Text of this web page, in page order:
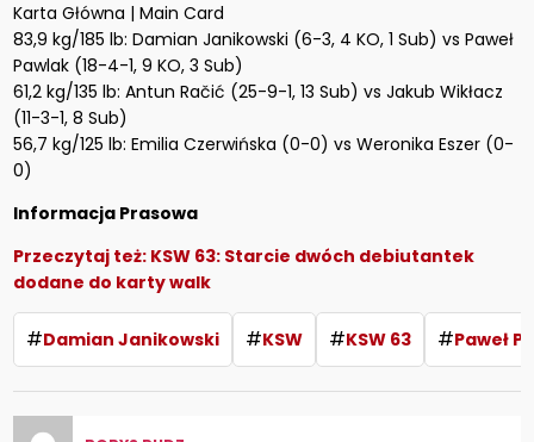
Karta Główna | Main Card
83,9 kg/185 lb: Damian Janikowski (6-3, 4 KO, 1 Sub) vs Paweł
Pawlak (18-4-1, 9 KO, 3 Sub)
61,2 kg/135 lb: Antun Račić (25-9-1, 13 Sub) vs Jakub Wikłacz
(11-3-1, 8 Sub)
56,7 kg/125 lb: Emilia Czerwińska (0-0) vs Weronika Eszer (0-
0)
Informacja Prasowa
Przeczytaj też: KSW 63: Starcie dwóch debiutantek
dodane do karty walk
#Damian Janikowski #KSW #KSW 63 #Paweł